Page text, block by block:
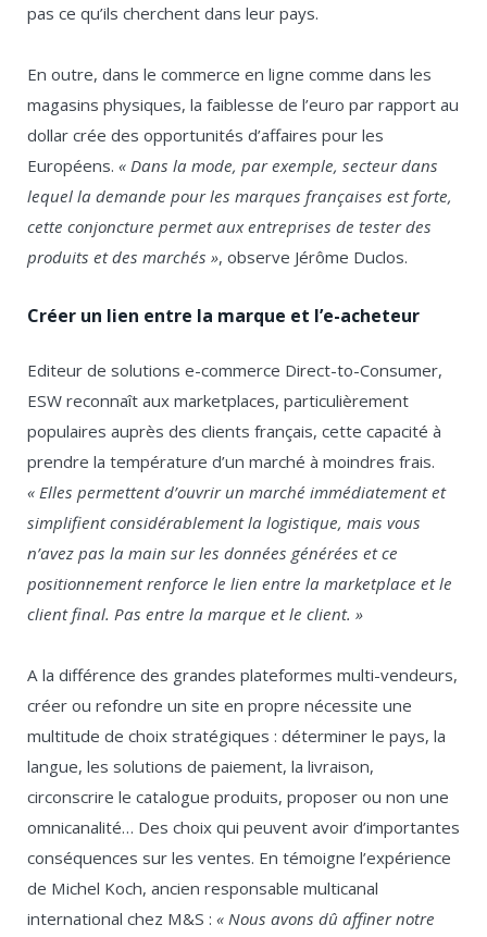
pas ce qu’ils cherchent dans leur pays.
En outre, dans le commerce en ligne comme dans les
magasins physiques, la faiblesse de l’euro par rapport au
dollar crée des opportunités d’affaires pour les
Européens. « Dans la mode, par exemple, secteur dans
lequel la demande pour les marques françaises est forte,
cette conjoncture permet aux entreprises de tester des
produits et des marchés », observe Jérôme Duclos.
Créer un lien entre la marque et l’e-acheteur
Editeur de solutions e-commerce Direct-to-Consumer,
ESW reconnaît aux marketplaces, particulièrement
populaires auprès des clients français, cette capacité à
prendre la température d’un marché à moindres frais.
« Elles permettent d’ouvrir un marché immédiatement et
simplifient considérablement la logistique, mais vous
n’avez pas la main sur les données générées et ce
positionnement renforce le lien entre la marketplace et le
client final. Pas entre la marque et le client. »
A la différence des grandes plateformes multi-vendeurs,
créer ou refondre un site en propre nécessite une
multitude de choix stratégiques : déterminer le pays, la
langue, les solutions de paiement, la livraison,
circonscrire le catalogue produits, proposer ou non une
omnicanalité… Des choix qui peuvent avoir d’importantes
conséquences sur les ventes. En témoigne l’expérience
de Michel Koch, ancien responsable multicanal
international chez M&S : « Nous avons dû affiner notre